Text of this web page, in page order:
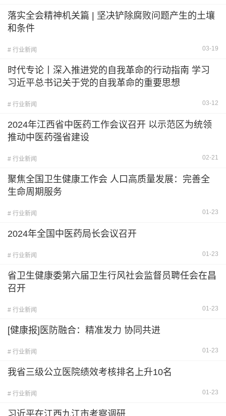
落实全会精神机关篇 | 坚决铲除腐败问题产生的土壤
和条件
# 行业新闻 03-19
时代专论丨深入推进党的自我革命的行动指南 学习
习近平总书记关于党的自我革命的重要思想
# 行业新闻 03-12
2024年江西省中医药工作会议召开 以示范区为统领
推动中医药强省建设
# 行业新闻 02-21
聚焦全国卫生健康工作会 人口高质量发展：完善全
生命周期服务
# 行业新闻 01-23
2024年全国中医药局长会议召开
# 行业新闻 01-23
省卫生健康委第六届卫生行风社会监督员聘任会在昌
召开
# 行业新闻 01-23
[健康报]医防融合：精准发力 协同共进
# 行业新闻 01-23
我省三级公立医院绩效考核排名上升10名
# 行业新闻 01-23
习近平在江西九江市考察调研